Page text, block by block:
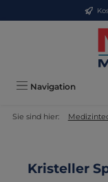
Zum Hauptinhalt
Navigation
Sie sind hier:
Kristeller